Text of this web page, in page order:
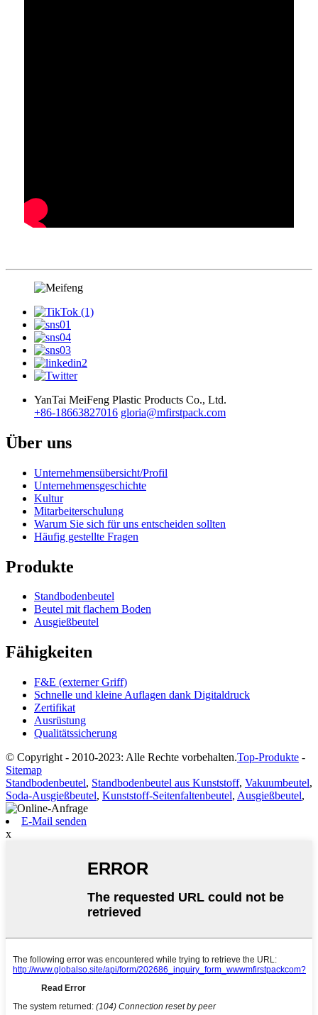
YanTai MeiFeng Plastic Products Co., Ltd.
+86-18663827016 gloria@mfirstpack.com
Über uns
Unternehmensübersicht/Profil
Unternehmensgeschichte
Kultur
Mitarbeiterschulung
Warum Sie sich für uns entscheiden sollten
Häufig gestellte Fragen
Produkte
Standbodenbeutel
Beutel mit flachem Boden
Ausgießbeutel
Fähigkeiten
F&E (externer Griff)
Schnelle und kleine Auflagen dank Digitaldruck
Zertifikat
Ausrüstung
Qualitätssicherung
© Copyright - 2010-2023: Alle Rechte vorbehalten.Top-Produkte -
Sitemap
Standbodenbeutel, Standbodenbeutel aus Kunststoff, Vakuumbeutel,
Soda-Ausgießbeutel, Kunststoff-Seitenfaltenbeutel, Ausgießbeutel,
E-Mail senden
x